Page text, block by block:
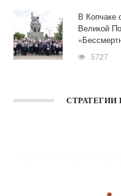
В Копчаке
Великой
5727
СТРАТЕГИИ